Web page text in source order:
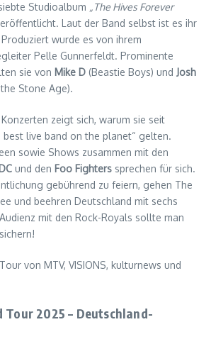
Studioalbum „The Hives Forever
Laut der Band selbst ist es ihr
wurde es von ihrem
Pelle Gunnerfeldt. Prominente
sie von Mike D (Beastie Boys) und Josh
Stone Age).
zeigt sich, warum sie seit
best live band on the planet“ gelten.
sowie Shows zusammen mit den
und den Foo Fighters sprechen für sich.
gebührend zu feiern, gehen The
und beehren Deutschland mit sechs
mit den Rock-Royals sollte man
von MTV, VISIONS, kulturnews und
Tour 2025 – Deutschland-